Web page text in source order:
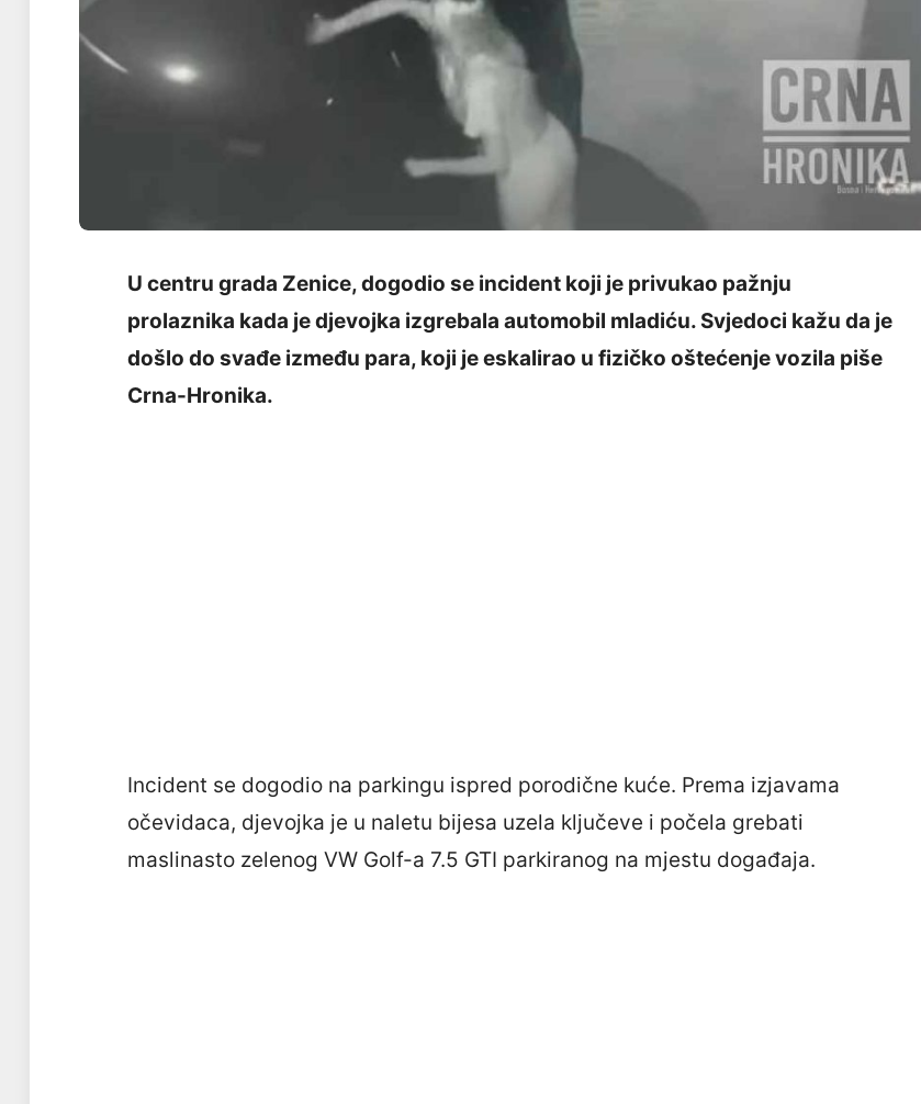
U centru grada Zenice, dogodio se incident koji je privukao pažnju
prolaznika kada je djevojka izgrebala automobil mladiću. Svjedoci kažu da je
došlo do svađe između para, koji je eskalirao u fizičko oštećenje vozila piše
Crna-Hronika.
Incident se dogodio na parkingu ispred porodične kuće. Prema izjavama
očevidaca, djevojka je u naletu bijesa uzela ključeve i počela grebati
maslinasto zelenog VW Golf-a 7.5 GTI parkiranog na mjestu događaja.